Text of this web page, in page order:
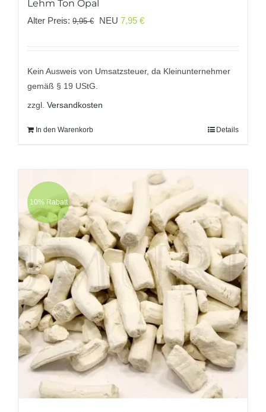
Lehm Ton Opal
Alter Preis: 9,95€
Ursprünglicher
9,95 €
NEU 7,95 €Aktueller
7,95 €.
Kein Ausweis von Umsatzsteuer, da Kleinunternehmer
gemäß § 19 UStG.
zzgl. Versandkosten
In den Warenkorb Details
10% Rabatt